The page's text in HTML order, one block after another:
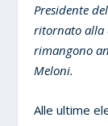
Presidente
ritornato alla
rimangono
Meloni.
Alle ultime